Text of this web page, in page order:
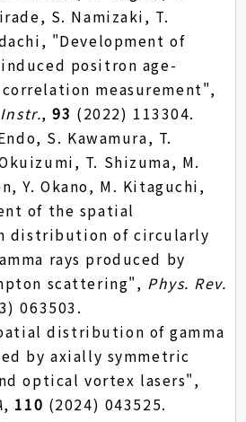
S. Namizaki, T.
"Development of
positron age-
measurement",
,93 (2022) 113304.
S. Kawamura, T.
T. Shizuma, M.
Y. Okano, M. Kitaguchi,
of the spatial
distribution of circularly
rays produced by
scattering", Phys. Rev.
063503.
distribution of gamma
by axially symmetric
optical vortex lasers",
, 110 (2024) 043525.